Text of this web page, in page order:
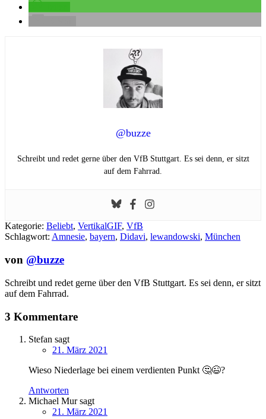
@buzze
Schreibt und redet gerne über den VfB Stuttgart. Es sei denn, er sitzt
auf dem Fahrrad.
Kategorie: Beliebt, VertikalGIF, VfB
Schlagwort: Amnesie, bayern, Didavi, lewandowski, München
von @buzze
Schreibt und redet gerne über den VfB Stuttgart. Es sei denn, er sitzt
auf dem Fahrrad.
3 Kommentare
Stefan sagt
21. März 2021
Wieso Niederlage bei einem verdienten Punkt 🤔😉?
Antworten
Michael Mursagt
21. März 2021